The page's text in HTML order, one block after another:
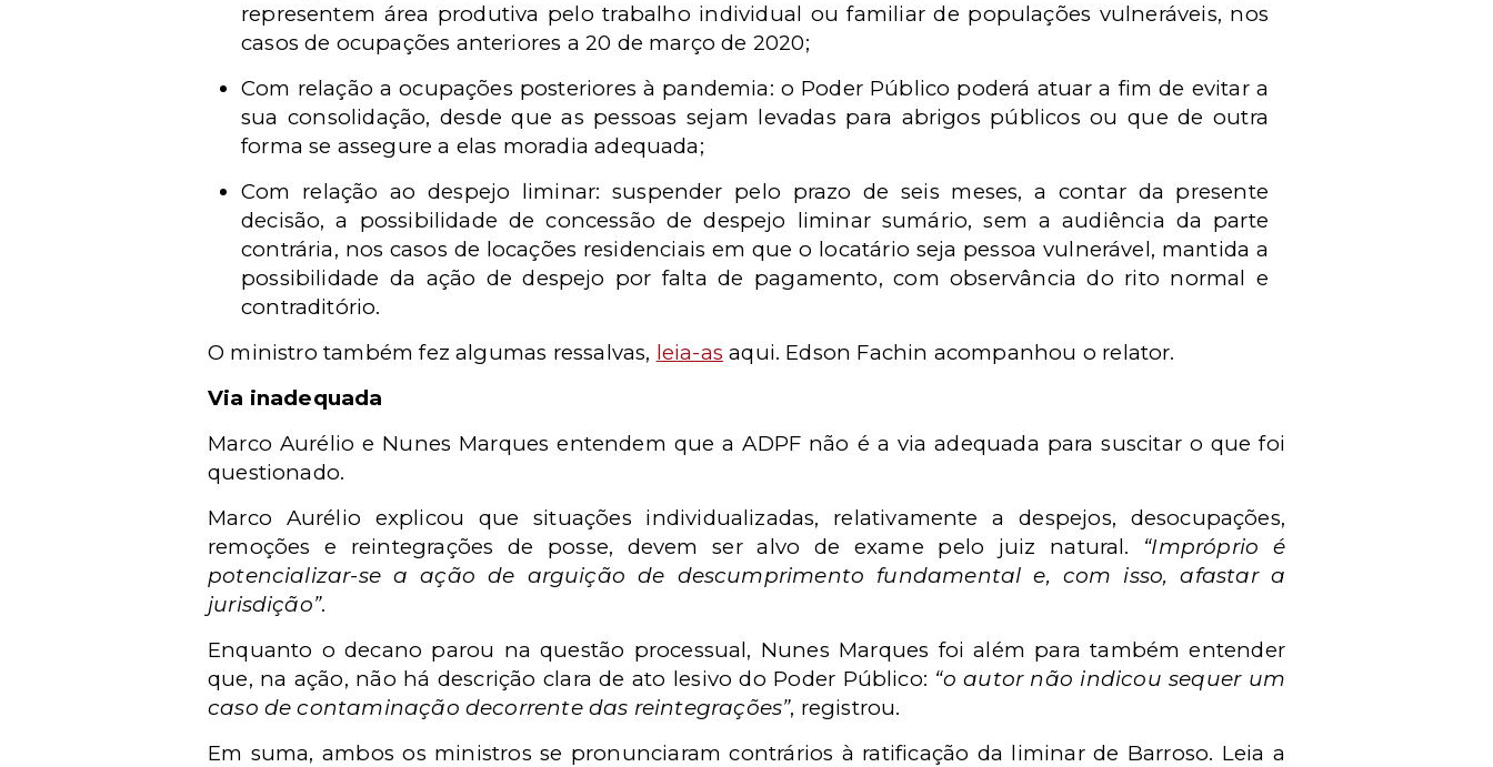
representem área produtiva pelo trabalho individual ou familiar de populações vulneráveis, nos
casos de ocupações anteriores a 20 de março de 2020;
Com relação a ocupações posteriores à pandemia: o Poder Público poderá atuar a fim de evitar a
sua consolidação, desde que as pessoas sejam levadas para abrigos públicos ou que de outra
forma se assegure a elas moradia adequada;
Com relação ao despejo liminar: suspender pelo prazo de seis meses, a contar da presente
decisão, a possibilidade de concessão de despejo liminar sumário, sem a audiência da parte
contrária, nos casos de locações residenciais em que o locatário seja pessoa vulnerável, mantida a
possibilidade da ação de despejo por falta de pagamento, com observância do rito normal e
contraditório.
O ministro também fez algumas ressalvas, leia-as aqui. Edson Fachin acompanhou o relator.
Via inadequada
Marco Aurélio e Nunes Marques entendem que a ADPF não é a via adequada para suscitar o que foi
questionado.
Marco Aurélio explicou que situações individualizadas, relativamente a despejos, desocupações,
remoções e reintegrações de posse, devem ser alvo de exame pelo juiz natural. “Impróprio é
potencializar-se a ação de arguição de descumprimento fundamental e, com isso, afastar a
jurisdição”.
Enquanto o decano parou na questão processual, Nunes Marques foi além para também entender
que, na ação, não há descrição clara de ato lesivo do Poder Público: “o autor não indicou sequer um
caso de contaminação decorrente das reintegrações”, registrou.
Em suma, ambos os ministros se pronunciaram contrários à ratificação da liminar de Barroso. Leia a